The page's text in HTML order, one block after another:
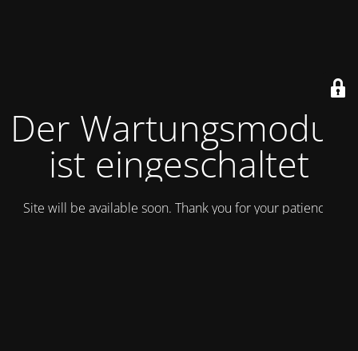
Der Wartungsmodus
ist eingeschaltet
Site will be available soon. Thank you for your patience!